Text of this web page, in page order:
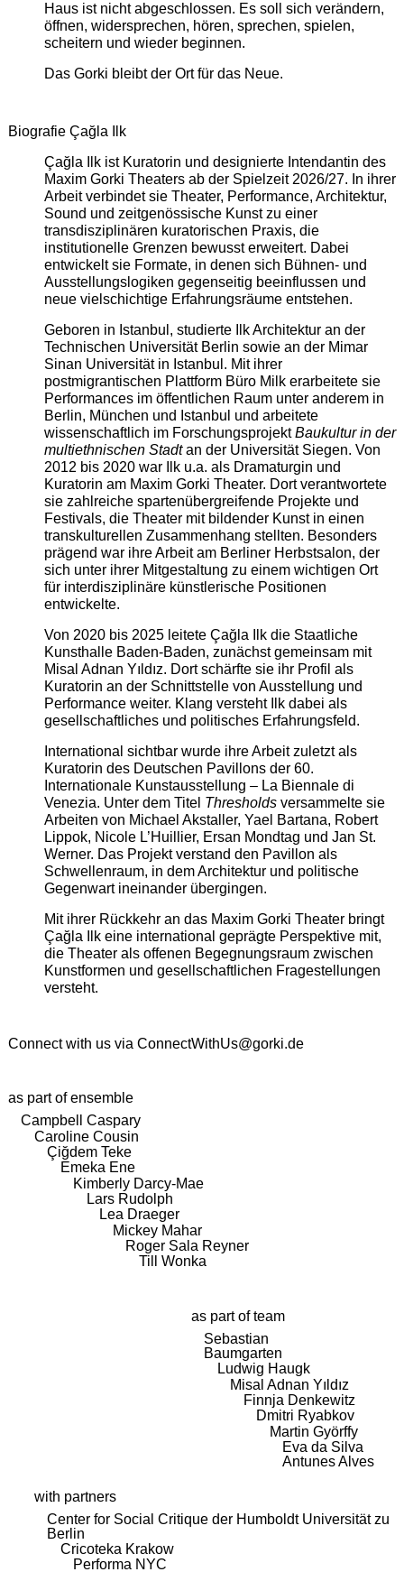
Haus ist nicht abgeschlossen. Es soll sich verändern,
öffnen, widersprechen, hören, sprechen, spielen,
scheitern und wieder beginnen.
Das Gorki bleibt der Ort für das Neue.
Biografie Çağla Ilk
Çağla Ilk ist Kuratorin und designierte Intendantin des
Maxim Gorki Theaters ab der Spielzeit 2026/27. In ihrer
Arbeit verbindet sie Theater, Performance, Architektur,
Sound und zeitgenössische Kunst zu einer
transdisziplinären kuratorischen Praxis, die
institutionelle Grenzen bewusst erweitert. Dabei
entwickelt sie Formate, in denen sich Bühnen- und
Ausstellungslogiken gegenseitig beeinflussen und
neue vielschichtige Erfahrungsräume entstehen.
Geboren in Istanbul, studierte Ilk Architektur an der
Technischen Universität Berlin sowie an der Mimar
Sinan Universität in Istanbul. Mit ihrer
postmigrantischen Plattform Büro Milk erarbeitete sie
Performances im öffentlichen Raum unter anderem in
Berlin, München und Istanbul und arbeitete
wissenschaftlich im ForschungsprojektBaukultur in der
multiethnischen Stadtan der Universität Siegen. Von
2012 bis 2020 war Ilk u.a. als Dramaturgin und
Kuratorin am Maxim Gorki Theater. Dort verantwortete
sie zahlreiche spartenübergreifende Projekte und
Festivals, die Theater mit bildender Kunst in einen
transkulturellen Zusammenhang stellten. Besonders
prägend war ihre Arbeit am Berliner Herbstsalon, der
sich unter ihrer Mitgestaltung zu einem wichtigen Ort
für interdisziplinäre künstlerische Positionen
entwickelte.
Von 2020 bis 2025 leitete Çağla Ilk die Staatliche
Kunsthalle Baden-Baden, zunächst gemeinsam mit
Misal Adnan Yıldız. Dort schärfte sie ihr Profil als
Kuratorin an der Schnittstelle von Ausstellung und
Performance weiter. Klang versteht Ilk dabei als
gesellschaftliches und politisches Erfahrungsfeld.
International sichtbar wurde ihre Arbeit zuletzt als
Kuratorin des Deutschen Pavillons der 60.
Internationale Kunstausstellung – La Biennale di
Venezia. Unter dem Titel Thresholdsversammelte sie
Arbeiten von Michael Akstaller, Yael Bartana, Robert
Lippok, Nicole L’Huillier, Ersan Mondtag und Jan St.
Werner. Das Projekt verstand den Pavillon als
Schwellenraum, in dem Architektur und politische
Gegenwart ineinander übergingen.
Mit ihrer Rückkehr an das Maxim Gorki Theater bringt
Çağla Ilk eine international geprägte Perspektive mit,
die Theater als offenen Begegnungsraum zwischen
Kunstformen und gesellschaftlichen Fragestellungen
versteht.
Connect with us via ConnectWithUs@gorki.de
as part of ensemble
Campbell Caspary
Caroline Cousin
Çiğdem Teke
Emeka Ene
Kimberly Darcy-Mae
Lars Rudolph
Lea Draeger
Mickey Mahar
Roger Sala Reyner
Till Wonka
as part of team
Sebastian
Baumgarten
Ludwig Haugk
Misal Adnan Yıldız
Finnja Denkewitz
Dmitri Ryabkov
Martin Györffy
Eva da Silva
Antunes Alves
with partners
Center for Social Critique der Humboldt Universität zu
Berlin
Cricoteka Krakow
Performa NYC